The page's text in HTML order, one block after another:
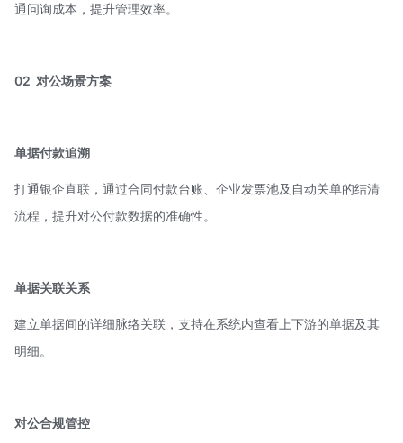
通问询成本，提升管理效率。
02 对公场景方案
单据付款追溯
打通银企直联，通过合同付款台账、企业发票池及自动关单的结清
流程，提升对公付款数据的准确性。
单据关联关系
建立单据间的详细脉络关联，支持在系统内查看上下游的单据及其
明细。
对公合规管控